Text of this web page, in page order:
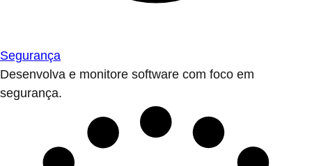
Segurança
Desenvolva e monitore software com foco em
segurança.